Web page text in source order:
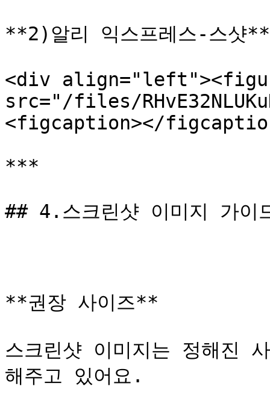
**2)알리 익스프레스-스샷**
<div
src="/files/
<figcaption></
***
## 4.스크린샷 이미지 가이
**권장 사이즈**
스크린샷 이미지는 정해진
해주고 있어요.